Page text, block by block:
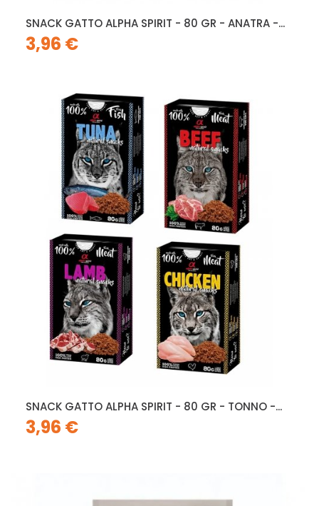
SNACK GATTO ALPHA SPIRIT - 80 GR - ANATRA -...
3,96 €
SNACK GATTO ALPHA SPIRIT - 80 GR - TONNO -...
3,96 €